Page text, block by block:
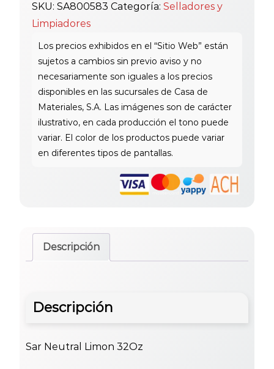
32Oz
cantidad
SKU: SA800583 Categoría: Selladores y
Limpiadores
Descripción
Descripción
Sar Neutral Limon 32Oz